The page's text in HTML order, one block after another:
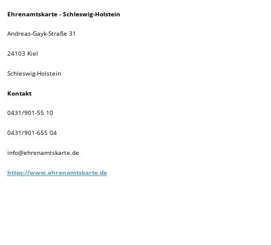
Ehrenamtskarte - Schleswig-Holstein
Andreas-Gayk-Straße 31
24103 Kiel
Schleswig-Holstein
Kontakt
0431/901-55 10
0431/901-655 04
info@ehrenamtskarte.de
https://www.ehrenamtskarte.de